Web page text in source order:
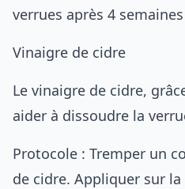
verrues après 4
Vinaigre de cidre
Le vinaigre de cidre,
aider à dissoudre la
Protocole : Tremper un
de cidre. Appliquer sur